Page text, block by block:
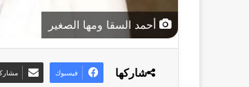
أحمد السقا ومها الصغير
شاركها فيسبوك